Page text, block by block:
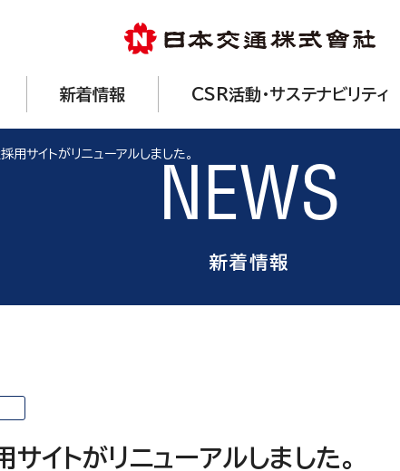
新着情報 CSR活動・サステナビリティ
用サイトがリニューアルしました。
NEWS
新着情報
イトがリニューアルしました。